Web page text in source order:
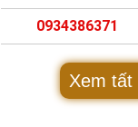
0934386371
Xem tất